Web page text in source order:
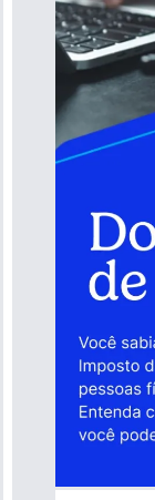
Formas
Doe via
Contato